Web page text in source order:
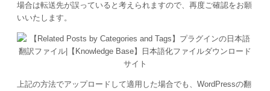
場合は転送先が誤っていると考えられますので、再度ご確認をお願
いいたします。
上記の方法でアップロードして適用した場合でも、WordPressの翻